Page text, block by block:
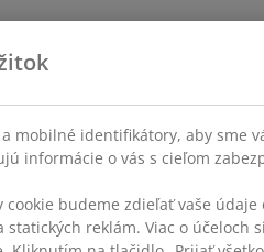
a mobilné identifikátory, aby
informácie o vás s cieľom
budeme zdieľať vaše
statických reklám. Viac o